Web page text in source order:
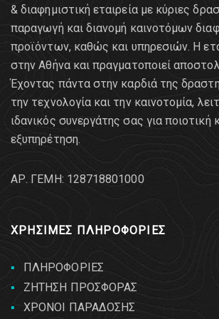
& διαφημιστική εταιρεία με κύριες
παραγωγή και διανομή καινοτόμων
προϊόντων, καθώς και υπηρεσιών. Η
στην Αθήνα και πραγματοποιεί
Έχοντας πάντα στην καρδιά της
την τεχνολογία και την καινοτομία,
ιδανικός συνεργάτης σας για ποιοτική
εξυπηρέτηση.
AΡ. ΓΕΜΗ: 128718801000
ΧΡΗΣΙΜΕΣ ΠΛΗΡΟΦΟΡΙΕΣ
ΠΛΗΡΟΦΟΡΙΕΣ
ΖΗΤΗΣΗ ΠΡΟΣΦΟΡΑΣ
ΧΡΟΝΟΙ ΠΑΡΑΔΟΣΗΣ